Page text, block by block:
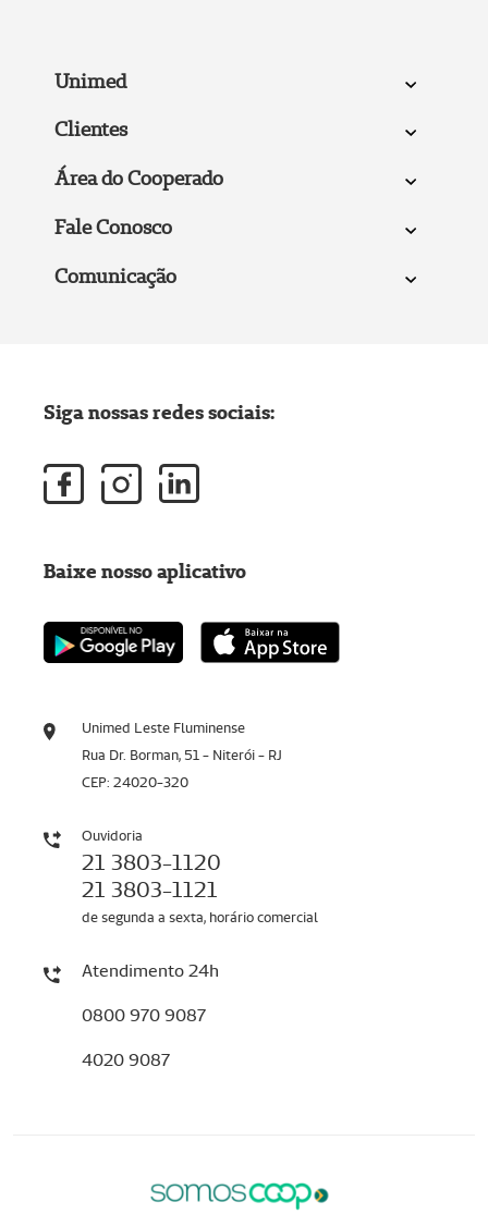
Unimed
Clientes
Área do Cooperado
Fale Conosco
Comunicação
Unimed Leste Fluminense
Rua Dr. Borman, 51 - Niterói - RJ
CEP: 24020-320
Ouvidoria
21 3803-1120
21 3803-1121
de segunda a sexta, horário comercial
Atendimento 24h
0800 970 9087
4020 9087
Siga nossas redes sociais:
Baixe nosso aplicativo